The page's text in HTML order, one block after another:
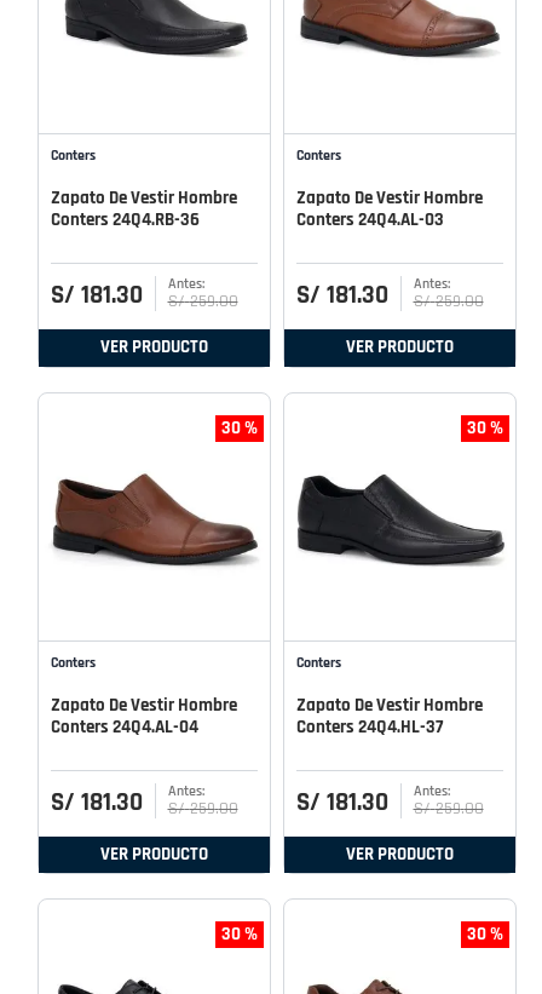
Conters
Zapato De Vestir Hombre
Conters 24Q4.RB-36
S/ 181.30 S/ 259.00
VER PRODUCTO
Conters
Zapato De Vestir Hombre
Conters 24Q4.AL-03
S/ 181.30 S/ 259.00
VER PRODUCTO
30 %
Conters
Zapato De Vestir Hombre
Conters 24Q4.AL-04
S/ 181.30 S/ 259.00
VER PRODUCTO
30 %
Conters
Zapato De Vestir Hombre
Conters 24Q4.HL-37
S/ 181.30 S/ 259.00
VER PRODUCTO
30 % 30 %